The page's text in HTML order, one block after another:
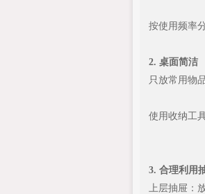
按使用频率
2. 桌面简洁
只放常用物
使用收纳工
3. 合理利用
上层抽屉：